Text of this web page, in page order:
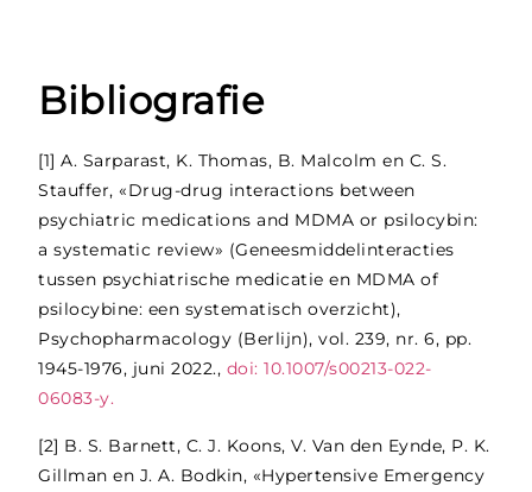
Bibliografie
[1] A. Sarparast, K. Thomas, B. Malcolm en C. S.
Stauffer, «Drug-drug interactions between
psychiatric medications and MDMA or psilocybin:
a systematic review» (Geneesmiddelinteracties
tussen psychiatrische medicatie en MDMA of
psilocybine: een systematisch overzicht),
Psychopharmacology (Berlijn), vol. 239, nr. 6, pp.
1945-1976, juni 2022., doi: 10.1007/s00213-022-
06083-y.
[2] B. S. Barnett, C. J. Koons, V. Van den Eynde, P. K.
Gillman en J. A. Bodkin, «Hypertensive Emergency